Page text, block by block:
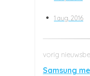
1 aug. 2016
Samsung